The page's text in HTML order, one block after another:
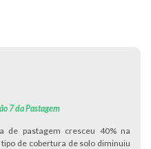
7 da Pastagem
de pastagem cresceu 40% na
de cobertura de solo diminuiu